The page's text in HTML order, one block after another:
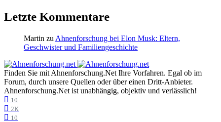
Letzte Kommentare
Martin zu Ahnenforschung bei Elon Musk: Eltern,
Geschwister und Familiengeschichte
Finden Sie mit Ahnenforschung.Net Ihre Vorfahren. Egal ob im
Forum, durch unsere Quellen oder über einen Dritt-Anbieter.
Ahnenforschung.Net ist unabhängig, objektiv und verlässlich!
10
2K
10